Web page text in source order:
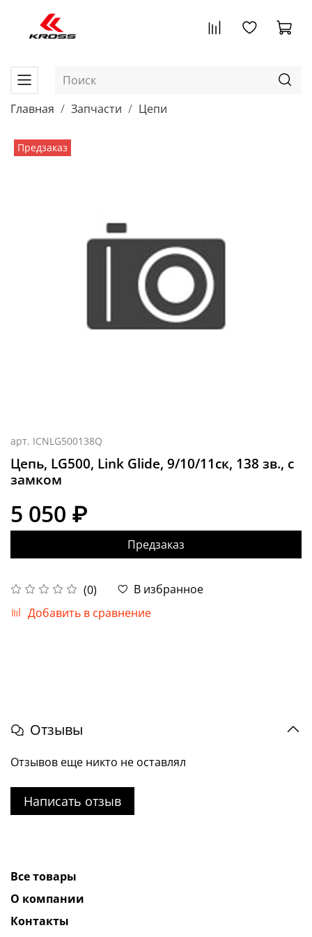
Главная Запчасти Цепи
Предзаказ
арт. ICNLG500138Q
Цепь, LG500, Link Glide, 9/10/11ск, 138 зв., с
замком
(0)
В избранное
Добавить в сравнение
5 050 ₽
Предзаказ
Отзывы
Отзывов еще никто не оставлял
Написать отзыв
Все товары
О компании
Контакты